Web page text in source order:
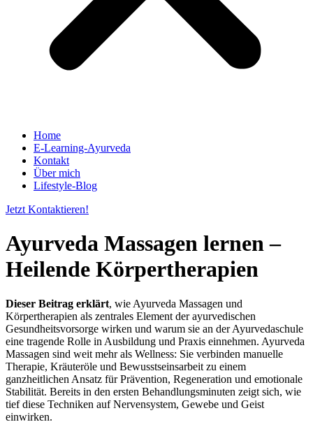
Home
E-Learning-Ayurveda
Kontakt
Über mich
Lifestyle-Blog
Jetzt Kontaktieren!
Ayurveda Massagen lernen –
Heilende Körpertherapien
Dieser Beitrag erklärt, wie Ayurveda Massagen und
Körpertherapien als zentrales Element der ayurvedischen
Gesundheitsvorsorge wirken und warum sie an der Ayurvedaschule
eine tragende Rolle in Ausbildung und Praxis einnehmen. Ayurveda
Massagen sind weit mehr als Wellness: Sie verbinden manuelle
Therapie, Kräuteröle und Bewusstseinsarbeit zu einem
ganzheitlichen Ansatz für Prävention, Regeneration und emotionale
Stabilität. Bereits in den ersten Behandlungsminuten zeigt sich, wie
tief diese Techniken auf Nervensystem, Gewebe und Geist
einwirken.